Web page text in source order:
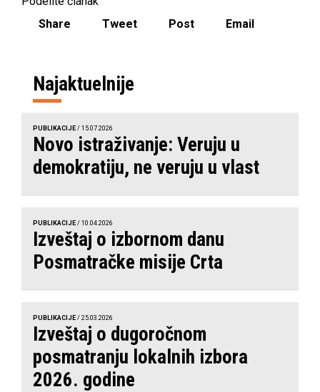
Share
Tweet Post Email
Najaktuelnije
PUBLIKACIJE / 15.07.2026
Novo istraživanje: Veruju u
demokratiju, ne veruju u vlast
PUBLIKACIJE / 10.04.2026
Izveštaj o izbornom danu
Posmatračke misije Crta
PUBLIKACIJE / 25.03.2026
Izveštaj o dugoročnom
posmatranju lokalnih izbora
2026. godine